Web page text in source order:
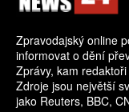
Zpravodajský online
informovat o dění
Zprávy, kam
Zdroje jsou největší
jako Reuters, BBC,